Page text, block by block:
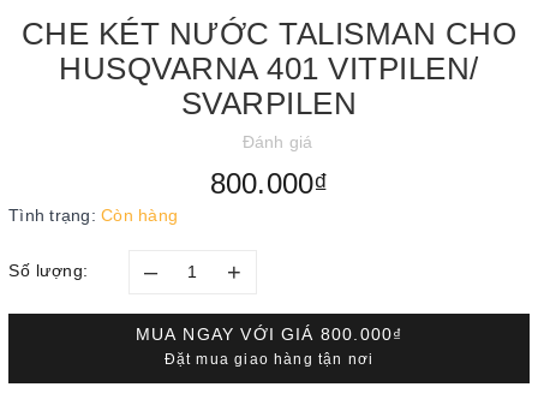
CHE KÉT NƯỚC TALISMAN CHO
HUSQVARNA 401 VITPILEN/
SVARPILEN
Đánh giá
800.000₫
Tình trạng: Còn hàng
Số lượng: – +
MUA NGAY VỚI GIÁ 800.000₫
Đặt mua giao hàng tận nơi